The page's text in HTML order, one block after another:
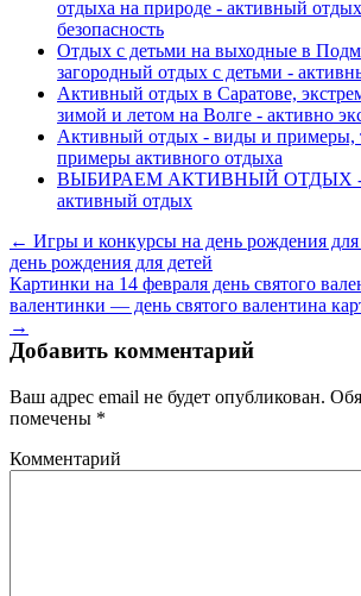
отдыха на природе - активный
безопасность
Отдых с детьми на выходные в
загородный отдых с детьми -
Активный отдых в Саратове,
зимой и летом на Волге - активно
Активный отдых - виды и примеры,
примеры активного отдыха
ВЫБИРАЕМ АКТИВНЫЙ ОТДЫХ -
активный отдых
← Игры и конкурсы на день рождения
день рождения для детей
Картинки на 14 февраля день святого
валентинки — день святого валентина
→
Добавить комментарий
Ваш адрес email не будет опубликован.
помечены *
Комментарий